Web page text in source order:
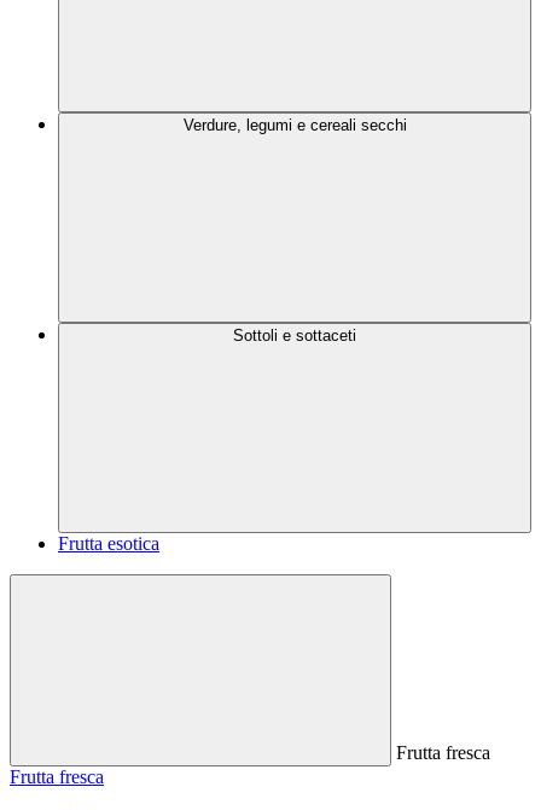
Verdure, legumi e cereali secchi
Sottoli e sottaceti
Frutta esotica
Frutta fresca
Frutta fresca